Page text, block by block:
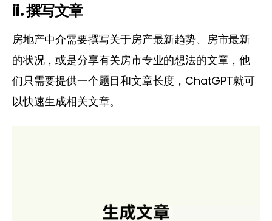
ii. 撰写文章
房地产中介需要撰写关于房产最新趋势、房市最新
的状况，或是分享有关房市专业的想法的文章，他
们只需要提供一个题目和文章长度，ChatGPT就可
以快速生成相关文章。